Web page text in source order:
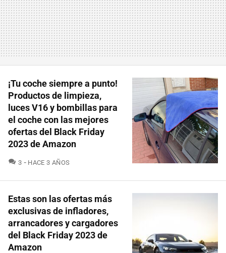
¡Tu coche siempre a punto!
Productos de limpieza,
luces V16 y bombillas para
el coche con las mejores
ofertas del Black Friday
2023 de Amazon
3 COMENTARIOS
HACE 3 AÑOS
Estas son las ofertas más
exclusivas de infladores,
arrancadores y cargadores
del Black Friday 2023 de
Amazon